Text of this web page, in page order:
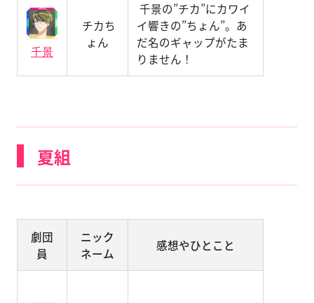
千景
チカち
ょん
千景の”チカ”にカワイ
イ響きの”ちょん”。あ
だ名のギャップがたま
りません！
夏組
劇団
員
ニック
ネーム
感想やひとこと